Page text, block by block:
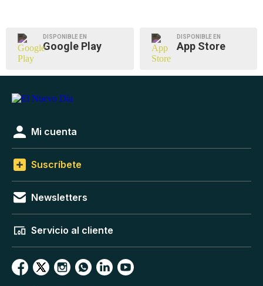
DISPONIBLE EN
Google Play
DISPONIBLE EN
App Store
Mi cuenta
Suscríbete
Newsletters
Servicio al cliente